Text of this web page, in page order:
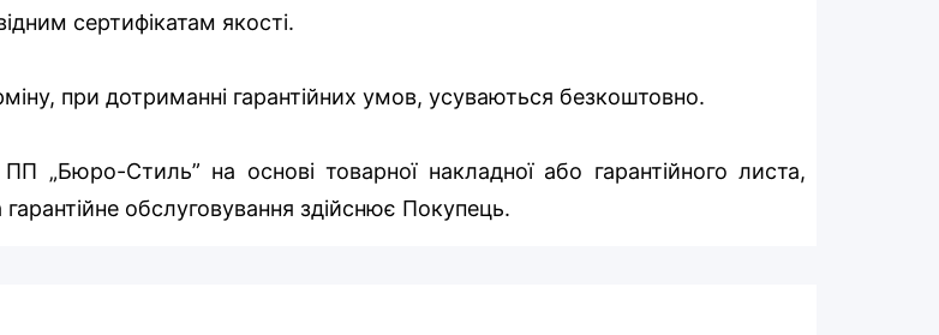
сертифікатам якості.
при дотриманні гарантійних умов, усуваються безкоштовно.
ПП „Бюро-Стиль” на основі товарної накладної або гарантійного листа,
обслуговування здійснює Покупець.